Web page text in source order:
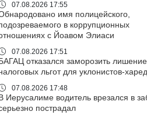
07.08.2026 17:55
имя полицейского,
в коррупционных
с Йоавом Элиаси
07.08.2026 17:51
БАГАЦ отказался заморозить лишение
льгот для уклонистов-
07.08.2026 17:48
В Иерусалиме водитель врезался в
пострадал